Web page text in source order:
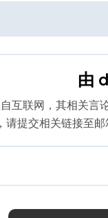
由
互联网，其相关言
提交相关链接至